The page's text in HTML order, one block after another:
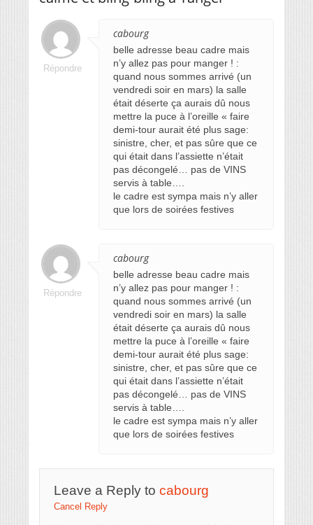
cabourg
belle adresse beau cadre mais
n’y allez pas pour manger ! :
quand nous sommes arrivé (un
vendredi soir en mars) la salle
était déserte ça aurais dû nous
mettre la puce à l’oreille « faire
demi-tour aurait été plus sage:
sinistre, cher, et pas sûre que ce
qui était dans l’assiette n’était
pas décongelé… pas de VINS
servis à table….
le cadre est sympa mais n’y aller
que lors de soirées festives
Répondre
cabourg
belle adresse beau cadre mais
n’y allez pas pour manger ! :
quand nous sommes arrivé (un
vendredi soir en mars) la salle
était déserte ça aurais dû nous
mettre la puce à l’oreille « faire
demi-tour aurait été plus sage:
sinistre, cher, et pas sûre que ce
qui était dans l’assiette n’était
pas décongelé… pas de VINS
servis à table….
le cadre est sympa mais n’y aller
que lors de soirées festives
Répondre
Leave a Reply to cabourg
Cancel Reply